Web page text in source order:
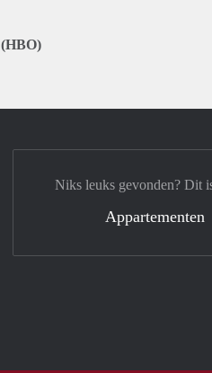
Niks leuks gevonden? Dit
Appartementen